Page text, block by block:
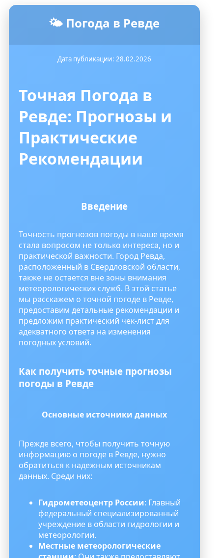
🌤️ Погода в Ревде
Дата публикации: 28.02.2026
Точная Погода в
Ревде: Прогнозы и
Практические
Рекомендации
Введение
Точность прогнозов погоды в наше время
стала вопросом не только интереса, но и
практической важности. Город Ревда,
расположенный в Свердловской области,
также не остается вне зоны внимания
метеорологических служб. В этой статье
мы расскажем о точной погоде в Ревде,
предоставим детальные рекомендации и
предложим практический чек-лист для
адекватного ответа на изменения
погодных условий.
Как получить точные прогнозы
погоды в Ревде
Основные источники данных
Прежде всего, чтобы получить точную
информацию о погоде в Ревде, нужно
обратиться к надежным источникам
данных. Среди них:
Гидрометеоцентр России: Главный
федеральный специализированный
учреждение в области гидрологии и
метеорологии.
Местные метеорологические